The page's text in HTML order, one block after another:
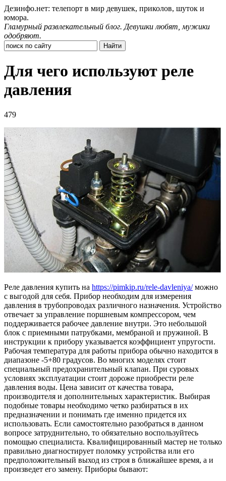
Дезинфо.нет: телепорт в мир девушек, приколов, шуток и
юмора.
Гламурный развлекательный блог. Девушки любят, мужики
одобряют.
Для чего используют реле
давления
479
Реле давления купить на https://pimkip.ru/rele-davleniya/можно
с выгодой для себя. Прибор необходим для измерения
давления в трубопроводах различного назначения. Устройство
отвечает за управление поршневым компрессором, чем
поддерживается рабочее давление внутри. Это небольшой
блок с приемными патрубками, мембраной и пружиной. В
инструкции к прибору указывается коэффициент упругости.
Рабочая температура для работы прибора обычно находится в
диапазоне -5+80 градусов. Во многих моделях стоит
специальный предохранительный клапан. При суровых
условиях эксплуатации стоит дороже приобрести реле
давления воды. Цена зависит от качества товара,
производителя и дополнительных характеристик. Выбирая
подобные товары необходимо четко разбираться в их
предназначении и понимать где именно придется их
использовать. Если самостоятельно разобраться в данном
вопросе затруднительно, то обязательно воспользуйтесь
помощью специалиста. Квалифицированный мастер не только
правильно диагностирует поломку устройства или его
предположительный выход из строя в ближайшее время, а и
произведет его замену. Приборы бывают: